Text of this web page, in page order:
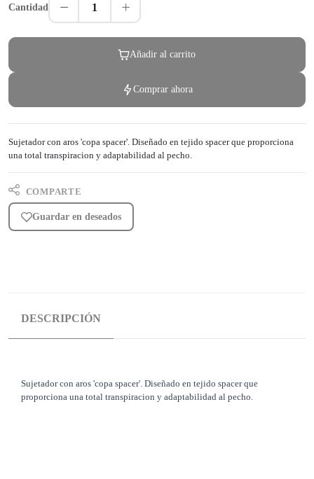
Cantidad 1
Añadir al carrito
Comprar ahora
Sujetador con aros 'copa spacer'. Diseñado en tejido spacer que proporciona
una total transpiracion y adaptabilidad al pecho.
COMPARTE
Guardar en deseados
DESCRIPCIÓN
Sujetador con aros 'copa spacer'. Diseñado en tejido spacer que
proporciona una total transpiracion y adaptabilidad al pecho.